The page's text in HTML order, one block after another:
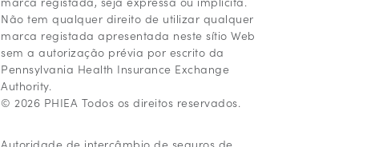
Não tem qualquer direito de utilizar qualquer
marca registada apresentada neste sítio Web
sem a autorização prévia por escrito da
Pennsylvania Health Insurance Exchange
Authority.
© 2026 PHIEA Todos os direitos reservados.
Autoridade de intercâmbio de seguros de